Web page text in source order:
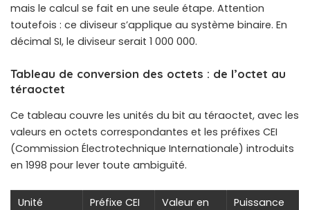
mais le calcul se fait en une seule étape. Attention
toutefois : ce diviseur s’applique au système binaire. En
décimal SI, le diviseur serait 1 000 000.
Tableau de conversion des octets : de l’octet au
téraoctet
Ce tableau couvre les unités du bit au téraoctet, avec les
valeurs en octets correspondantes et les préfixes CEI
(Commission Électrotechnique Internationale) introduits
en 1998 pour lever toute ambiguïté.
Unité
Préfixe CEI
Valeur en
Puissance